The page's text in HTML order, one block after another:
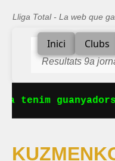
Lliga Total - La web que
Inici Clubs
Resultats 9a
tenim